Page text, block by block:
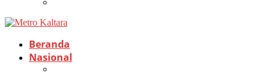
Beranda
Nasional